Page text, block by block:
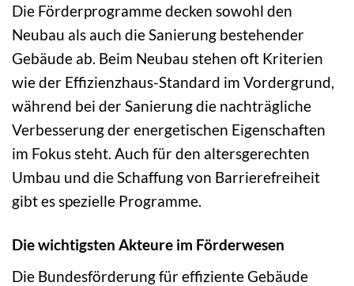
Die Förderprogramme decken sowohl den
Neubau als auch die Sanierung bestehender
Gebäude ab. Beim Neubau stehen oft Kriterien
wie der Effizienzhaus-Standard im Vordergrund,
während bei der Sanierung die nachträgliche
Verbesserung der energetischen Eigenschaften
im Fokus steht. Auch für den altersgerechten
Umbau und die Schaffung von Barrierefreiheit
gibt es spezielle Programme.
Die wichtigsten Akteure im Förderwesen
Die Bundesförderung für effiziente Gebäude